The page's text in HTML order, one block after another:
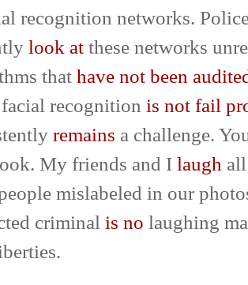
recognition networks.
look at these networks
that have not been
facial recognition is not fail
remains a challenge.
My friends and I laugh
mislabeled in our
criminal is no laughing